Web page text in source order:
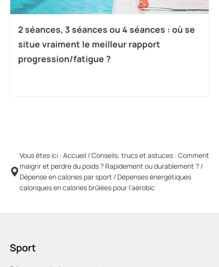
2 séances, 3 séances ou 4 séances : où se
situe vraiment le meilleur rapport
progression/fatigue ?
Vous êtes ici : Accueil /Conseils, trucs et astuces : Comment
maigrir et perdre du poids ? Rapidement ou durablement ? /
Dépense en calories par sport / Dépenses énergétiques
caloriques en calories brûlées pour l’aérobic
Sport